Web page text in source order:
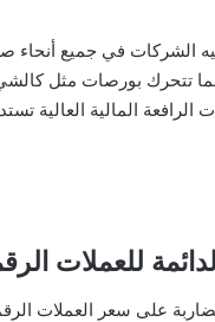
الشركات في جميع
تتحرك بورصات مثل
الرافعة المالية العالية
للعملات
على سعر العملات